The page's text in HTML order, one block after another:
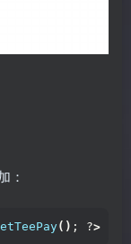
：
() ; ?>